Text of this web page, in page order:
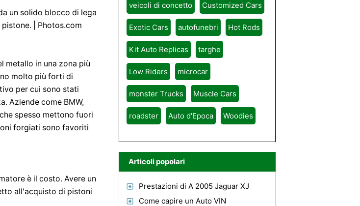
un solido blocco di lega
| ​​Photos.com
metallo in una zona più
molto più forti di
per cui sono stati
Aziende come BMW,
spesso mettono fuori
forgiati sono favoriti
è il costo. Avere un
all'acquisto di pistoni
veicoli di concetto Customized Cars
Exotic Cars autofunebri Hot Rods
Kit Auto Replicas targhe
Low Riders microcar
monster Trucks Muscle Cars
roadster Auto d'Epoca Woodies
Articoli popolari
Prestazioni di A 2005 Jaguar XJ
Come capire un Auto VIN